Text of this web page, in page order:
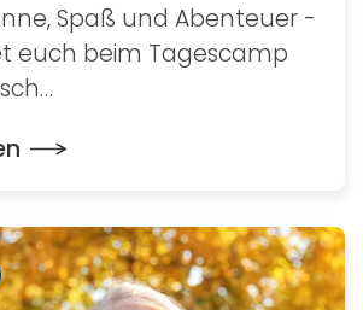
Spaß und Abenteuer -
euch beim Tagescamp